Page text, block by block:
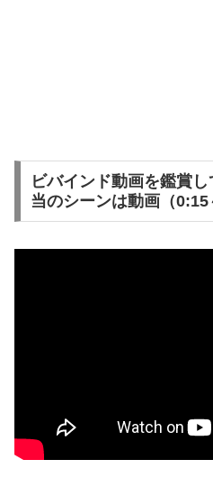
ビバインド動画を鑑賞
当のシーンは動画（